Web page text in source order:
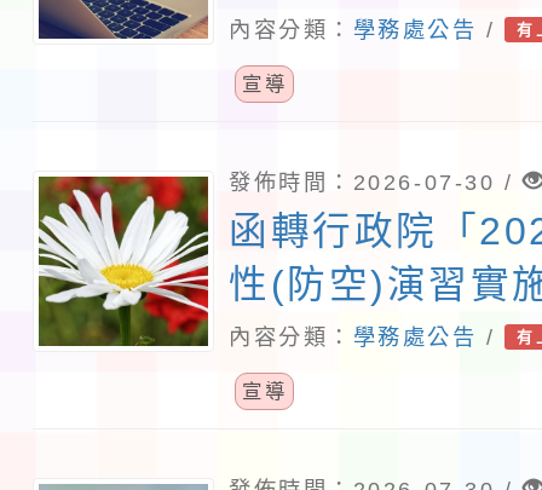
電子檔1份，請
內容分類： 學務處公告 / 有
宣導
發佈時間：2026-07-30 /
函轉行政院「
性(防空)演習實
訂對照表1份，
內容分類： 學務處公告 / 有
宣導